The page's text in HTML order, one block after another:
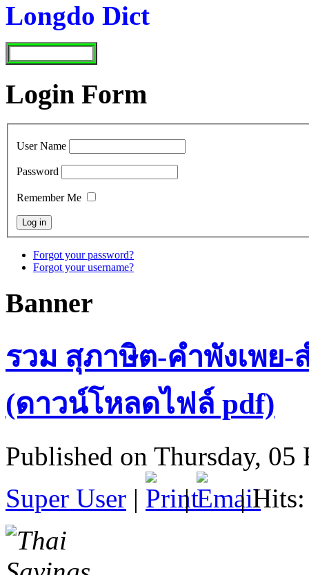
Longdo Dict
Login Form
User Name
Password
Remember Me
Forgot your password?
Forgot your username?
Banner
รวม สุภาษิต-คำพังเพย
(ดาวน์โหลดไฟล์ pdf)
Published on Thursday,
Super User | | | Hits: